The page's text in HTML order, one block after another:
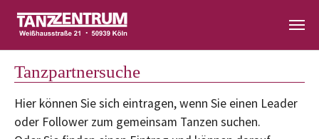
Tanzpartnersuche
Hier können Sie sich eintragen, wenn Sie einen Leader
oder Follower zum gemeinsam Tanzen suchen.